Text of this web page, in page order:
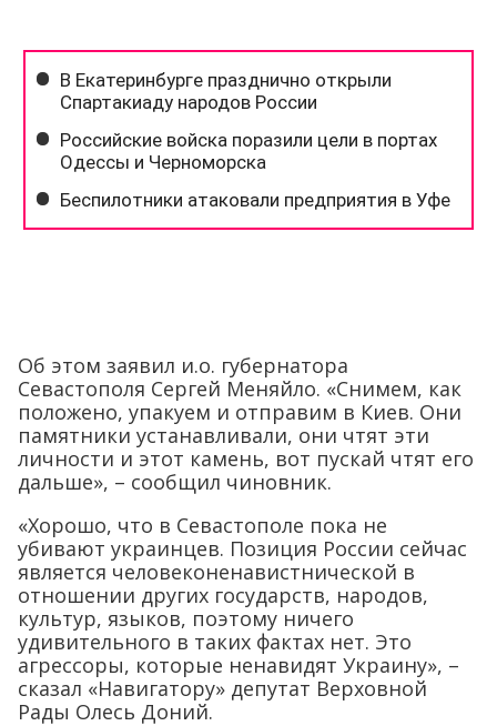
Об этом заявил и.о. губернатора
Севастополя Сергей Меняйло. «Снимем, как
положено, упакуем и отправим в Киев. Они
памятники устанавливали, они чтят эти
личности и этот камень, вот пускай чтят его
дальше», – сообщил чиновник.
«Хорошо, что в Севастополе пока не
убивают украинцев. Позиция России сейчас
является человеконенавистнической в
отношении других государств, народов,
культур, языков, поэтому ничего
удивительного в таких фактах нет. Это
агрессоры, которые ненавидят Украину», –
сказал «Навигатору» депутат Верховной
Рады Олесь Доний.